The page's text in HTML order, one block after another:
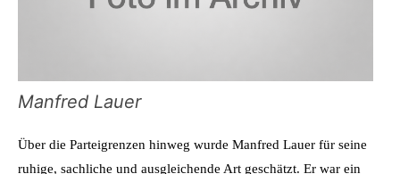
Manfred Lauer
Über die Parteigrenzen hinweg wurde Manfred Lauer für seine
ruhige, sachliche und ausgleichende Art geschätzt. Er war ein